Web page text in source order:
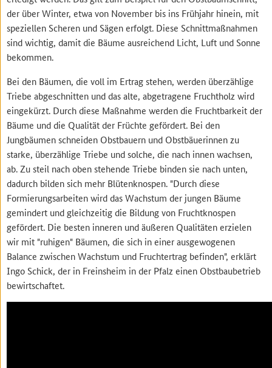
der über Winter, etwa von November bis ins Frühjahr hinein, mit
speziellen Scheren und Sägen erfolgt. Diese Schnittmaßnahmen
sind wichtig, damit die Bäume ausreichend Licht, Luft und Sonne
bekommen.
Bei den Bäumen, die voll im Ertrag stehen, werden überzählige
Triebe abgeschnitten und das alte, abgetragene Fruchtholz wird
eingekürzt. Durch diese Maßnahme werden die Fruchtbarkeit der
Bäume und die Qualität der Früchte gefördert. Bei den
Jungbäumen schneiden Obstbauern und Obstbäuerinnen zu
starke, überzählige Triebe und solche, die nach innen wachsen,
ab. Zu steil nach oben stehende Triebe binden sie nach unten,
dadurch bilden sich mehr Blütenknospen. "Durch diese
Formierungsarbeiten wird das Wachstum der jungen Bäume
gemindert und gleichzeitig die Bildung von Fruchtknospen
gefördert. Die besten inneren und äußeren Qualitäten erzielen
wir mit "ruhigen" Bäumen, die sich in einer ausgewogenen
Balance zwischen Wachstum und Fruchtertrag befinden", erklärt
Ingo Schick, der in Freinsheim in der Pfalz einen Obstbaubetrieb
bewirtschaftet.